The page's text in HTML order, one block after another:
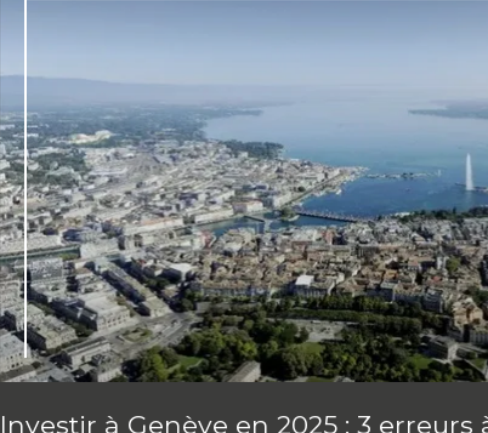
Investir à Genève en 2025 : 3